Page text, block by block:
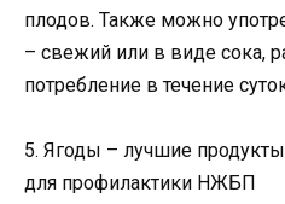
плодов. Также можно
– свежий или в виде сока,
потребление в течение
5. Ягоды – лучшие
для профилактики НЖБП